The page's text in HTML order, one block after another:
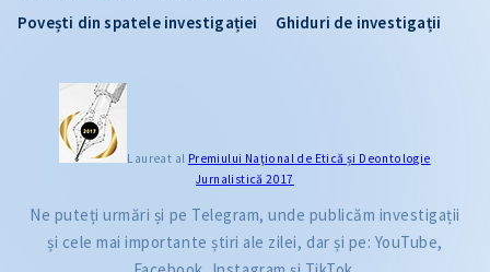
Povești din spatele investigației
Ghiduri de investigații
Laureat al Premiului Naţional de Etică și Deontologie
Jurnalistică 2017
Ne puteți urmări și pe Telegram, unde publicăm investigații
și cele mai importante știri ale zilei, dar și pe: YouTube,